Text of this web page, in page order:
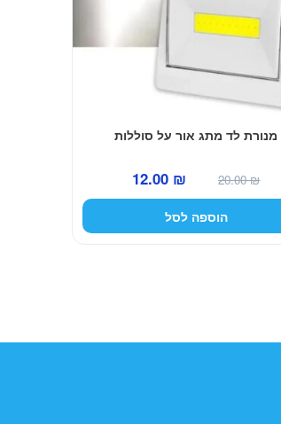
מנורת לד מתג אור על סוללות
20.00₪
המחיר
המקורי
היה:
12.00 ₪
הנוכחי
הוספה לסל